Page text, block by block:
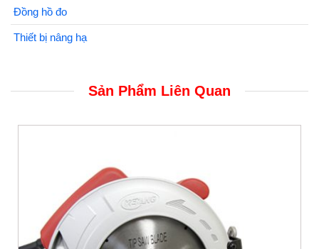
Đồng hồ đo
Thiết bị nâng hạ
Sản Phẩm Liên Quan